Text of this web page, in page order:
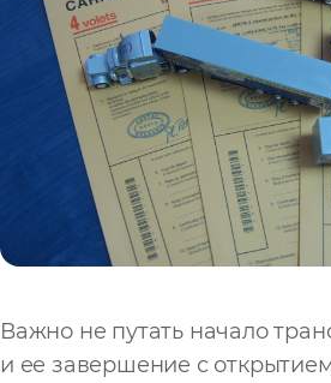
Важно не путать начало
и ее завершение с